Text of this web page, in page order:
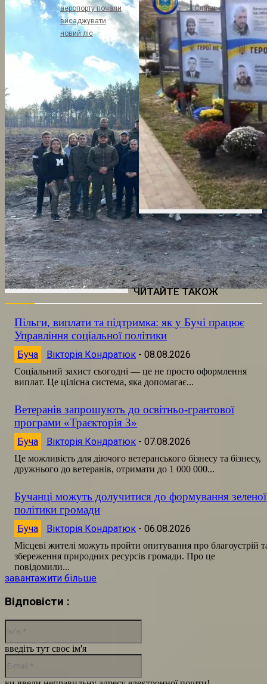
аеропорту почали
висаджувати
новий ліс
Слави»
ЧИТАЙТЕ ТАКОЖ
Пільги, виплати та підтримка: як у Бучі працює
Управління соціальної політики
Буча Вікторія Кондратюк - 08.08.2026
Соціальний захист сьогодні — це не просто оформлення
виплат. Це цілісна система, яка допомагає...
Ветеранів запрошують до освітньо-грантової
програми «Траєкторія 3»
Буча Вікторія Кондратюк - 07.08.2026
Це можливість для діючого ветеранського бізнесу та бізнесу,
дружнього до ветеранів, отримати до 1 000 000...
Бучанці можуть долучитися до формування зеленої
політики громади
Буча Вікторія Кондратюк - 06.08.2026
Місцеві жителі можуть пройти опитування про благоустрій
збереження природних ресурсів громади. Про це
повідомили...
завантажити більше
Відповісти :
введіть тут своє ім'я